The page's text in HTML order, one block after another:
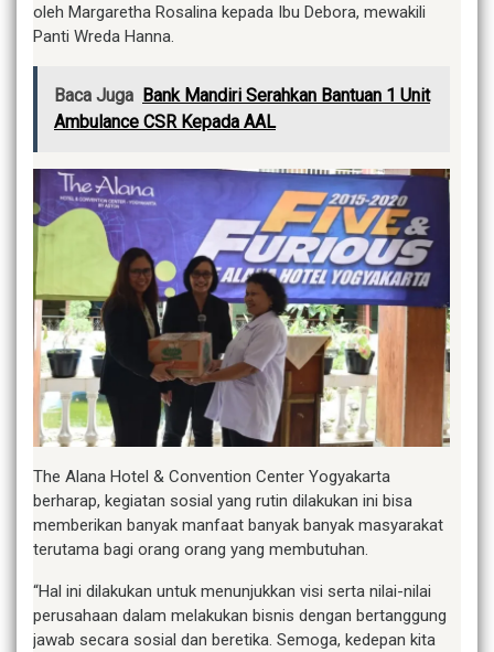
oleh Margaretha Rosalina kepada Ibu Debora, mewakili
Panti Wreda Hanna.
Baca Juga Bank Mandiri Serahkan Bantuan 1 Unit
Ambulance CSR Kepada AAL
The Alana Hotel & Convention Center Yogyakarta
berharap, kegiatan sosial yang rutin dilakukan ini bisa
memberikan banyak manfaat banyak banyak masyarakat
terutama bagi orang orang yang membutuhan.
“Hal ini dilakukan untuk menunjukkan visi serta nilai-nilai
perusahaan dalam melakukan bisnis dengan bertanggung
jawab secara sosial dan beretika. Semoga, kedepan kita